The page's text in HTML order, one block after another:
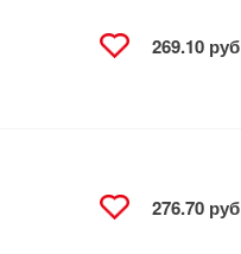
269.10 руб
276.70 руб